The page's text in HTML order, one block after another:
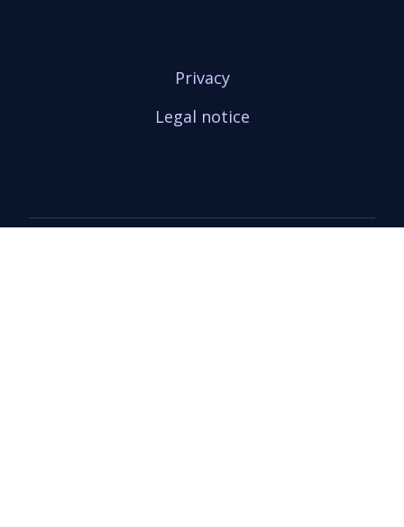
Privacy
Legal notice